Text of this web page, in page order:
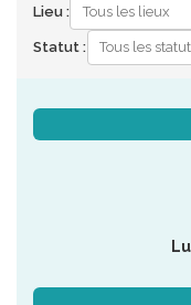
Lieu :
Statut :